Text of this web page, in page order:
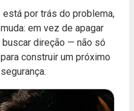
por trás do problema,
em vez de apagar
direção — não só
construir um próximo